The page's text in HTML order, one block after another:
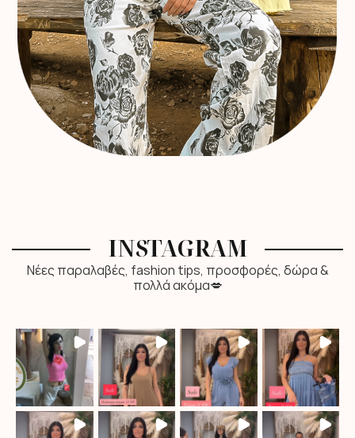
INSTAGRAM
Νέες παραλαβές, fashion tips, προσφορές, δώρα &
πολλά ακόμα💋